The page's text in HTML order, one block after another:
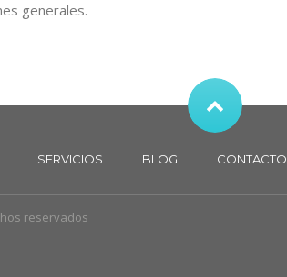
generales.
SERVICIOS BLOG CONTACTO
reservados